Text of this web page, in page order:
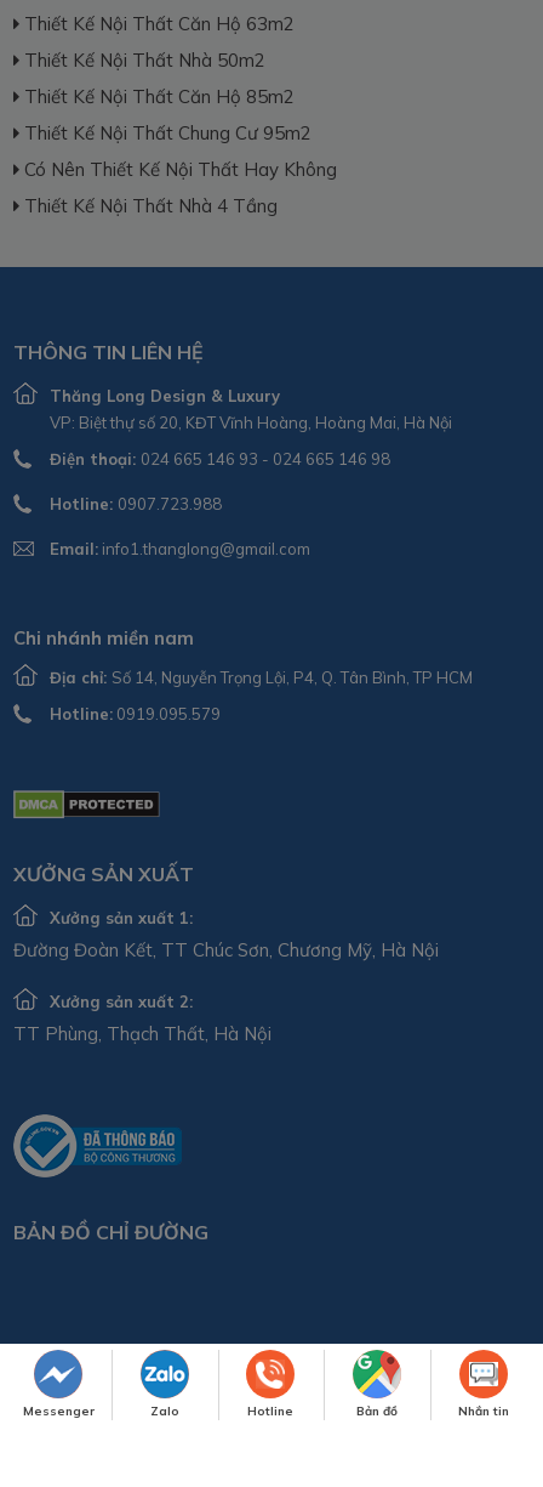
Thiết Kế Nội Thất Căn Hộ 63m2
Thiết Kế Nội Thất Nhà 50m2
Thiết Kế Nội Thất Căn Hộ 85m2
Thiết Kế Nội Thất Chung Cư 95m2
Có Nên Thiết Kế Nội Thất Hay Không
Thiết Kế Nội Thất Nhà 4 Tầng
THÔNG TIN LIÊN HỆ
Thăng Long Design & Luxury
VP: Biệt thự số 20, KĐT Vĩnh Hoàng, Hoàng Mai, Hà Nội
Điện thoại: 024 665 146 93 - 024 665 146 98
Hotline: 0907.723.988
Email: info1.thanglong@gmail.com
Chi nhánh miền nam
Địa chỉ: Số 14, Nguyễn Trọng Lội, P4, Q. Tân Bình, TP HCM
Hotline: 0919.095.579
XƯỞNG SẢN XUẤT
Xưởng sản xuất 1:
Đường Đoàn Kết, TT Chúc Sơn, Chương Mỹ, Hà Nội
Xưởng sản xuất 2:
TT Phùng, Thạch Thất, Hà Nội
BẢN ĐỒ CHỈ ĐƯỜNG
Messenger Zalo Hotline Bản đồ Nhắn tin